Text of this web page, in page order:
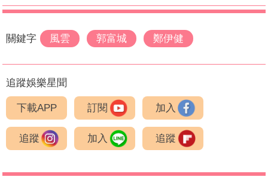
關鍵字 風雲 郭富城 鄭伊健
追蹤娛樂星聞
下載APP 訂閱 加入
追蹤 加入 追蹤